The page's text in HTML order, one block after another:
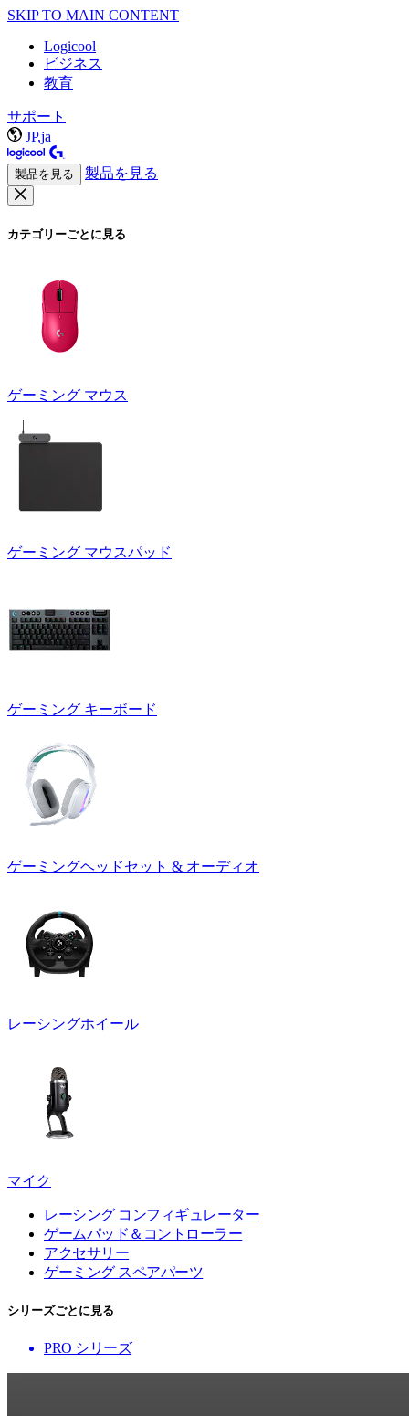
SKIP TO MAIN CONTENT
Logicool
ビジネス
教育
サポート
JP,ja
製品を見る 製品を見る
カテゴリーごとに見る
ゲーミング マウス
ゲーミング マウスパッド
ゲーミング キーボード
ゲーミングヘッドセット & オーディオ
レーシングホイール
マイク
レーシング コンフィギュレーター
ゲームパッド＆コントローラー
アクセサリー
ゲーミング スペアパーツ
シリーズごとに見る
PRO シリーズ